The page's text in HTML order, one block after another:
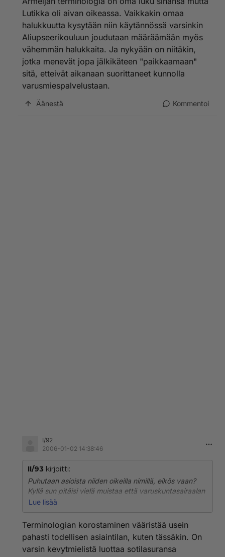
Lutikka oli aivan oikeassa. Vaikkakin omaa
halukkuutta kysytään niin käytännössä varsinkin
Aliupseerikouluun joudutaan määräämään myös
vähemmän halukkaita. Ja nykyään on niitäkin,
jotka menevät jopa jälkikäteen "paikkaamaan"
sitä, etteivät aikanaan suorittaneet kunnolla
varusmiespalvelustaan.
Äänestä Kommentoi
I/92
2006-01-02 14:38:46
II/93 kirjoitti:
Puhutaan asioista niiden oikeilla nimillä, eikös vaan?
Kyllä sun pitäisi vielä muistaa että varuskuntasairaalan
lääkäri ei antanut sairaslomaa vaan määräsi
päästy vaan määrättiin jne.
Armeijan terminologia on oma luku sinänsä mutta
Lutikka oli aivan oikeassa. Vaikkakin omaa halukkuutta
Lue lisää
Terminologian korostaminen vääristää usein
pahasti todellisen asiaintilan, kuten tässäkin. On
varsin kevytmielistä luottaa sotilasuransa